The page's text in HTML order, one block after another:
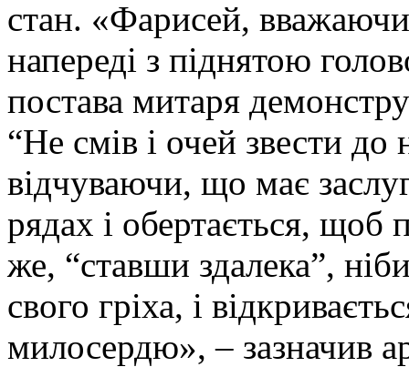
стан. «Фарисей,
напереді з піднятою
постава митаря
“Не смів і очей звести
відчуваючи, що має
рядах і обертається, щоб
же, “ставши здалека”,
свого гріха, і
милосердю», – зазначив